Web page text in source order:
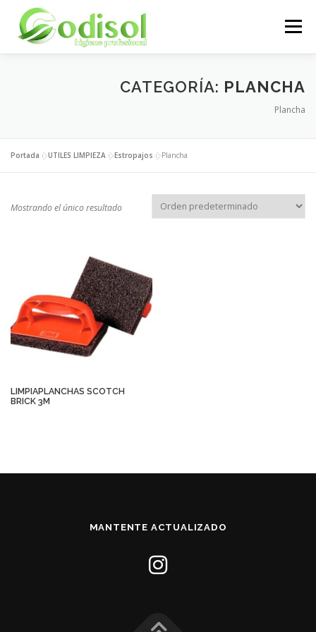
contenido
Menú
SERVICIOS PRODUCTOS
CATEGORÍA: PLANCHA
Plancha
Portada »UTILES LIMPIEZA »Estropajos »Plancha
Mostrando el único resultado
LIMPIAPLANCHAS SCOTCH
BRICK 3M
MANTENTE ACTUALIZADO